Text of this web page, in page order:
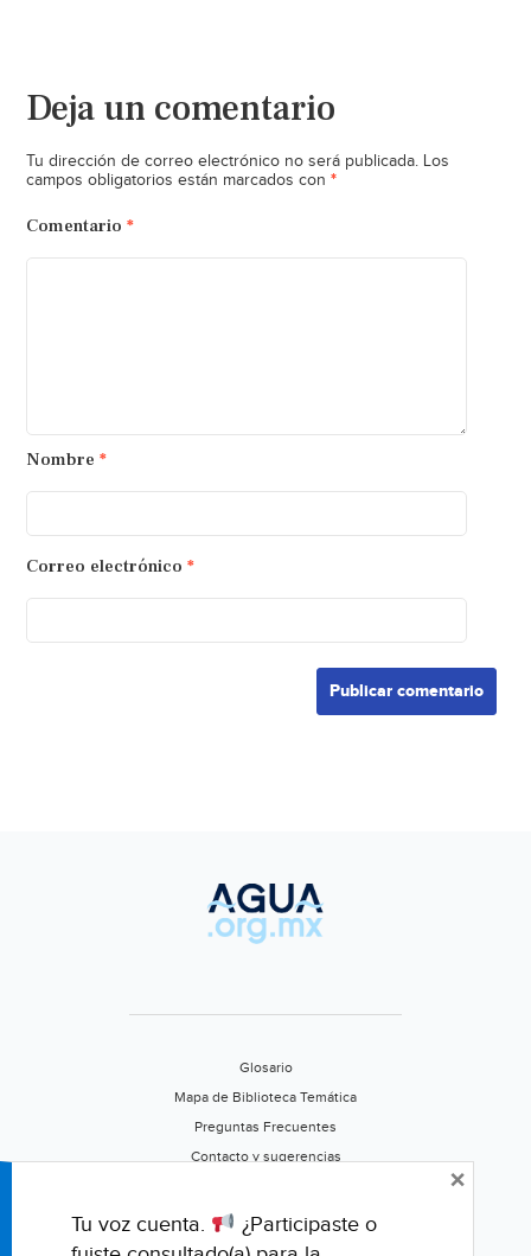
Deja un comentario
Tu dirección de correo electrónico no será publicada. Los
campos obligatorios están marcados con *
Comentario *
Nombre *
Correo electrónico *
Glosario
Mapa de Biblioteca Temática
Preguntas Frecuentes
Contacto y sugerencias
Califica este portal
Tu voz cuenta.
¿Participaste o
×